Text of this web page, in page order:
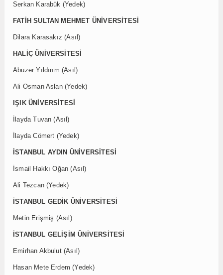
Serkan Karabük (Yedek)
FATİH SULTAN MEHMET ÜNİVERSİTESİ
Dilara Karasakız (Asıl)
HALİÇ ÜNİVERSİTESİ
Abuzer Yıldırım (Asıl)
Ali Osman Aslan (Yedek)
IŞIK ÜNİVERSİTESİ
İlayda Tuvan (Asıl)
İlayda Cömert (Yedek)
İSTANBUL AYDIN ÜNİVERSİTESİ
İsmail Hakkı Oğan (Asıl)
Ali Tezcan (Yedek)
İSTANBUL GEDİK ÜNİVERSİTESİ
Metin Erişmiş (Asıl)
İSTANBUL GELİŞİM ÜNİVERSİTESİ
Emirhan Akbulut (Asıl)
Hasan Mete Erdem (Yedek)